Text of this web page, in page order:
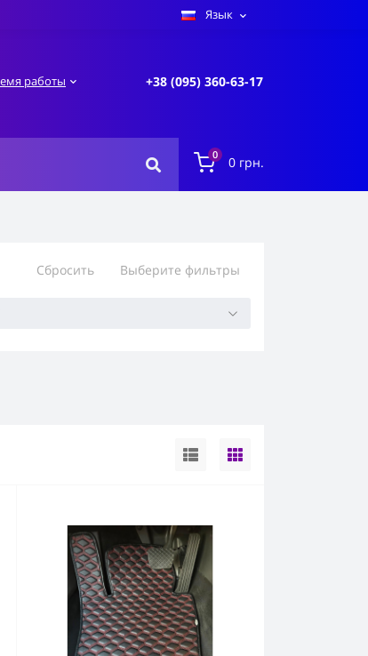
Язык
работы +38 (095) 360-63-17
0 0 грн.
Сбросить Выберите фильтры